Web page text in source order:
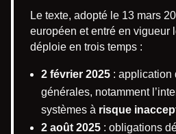
Le texte, adopté le 13 mars
européen et entré en vigueur
déploie en trois temps :
2 février 2025 : application
générales, notamment
systèmes à risque
2 août 2025 : obligations